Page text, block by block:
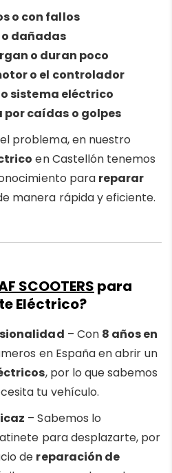
o con fallos
dañadas
o duran poco
o el controlador
sistema eléctrico
caídas o golpes
problema, en nuestro
en Castellón tenemos
para reparar
manera rápida y eficiente.
SCOOTERS para
Eléctrico?
– Con 8 años en
en España en abrir un
, por lo que sabemos
tu vehículo.
– Sabemos lo
para desplazarte, por
de reparación de